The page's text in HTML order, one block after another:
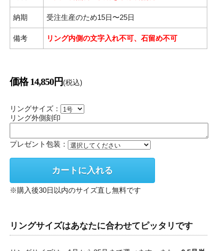
納期 受注生産のため15日〜25日
備考 リング内側の文字入れ不可、石留め不可
価格 14,850円(税込)
リングサイズ：
リング外側刻印
プレゼント包装：
※購入後30日以内のサイズ直し無料です
リングサイズはあなたに合わせてピッタリです